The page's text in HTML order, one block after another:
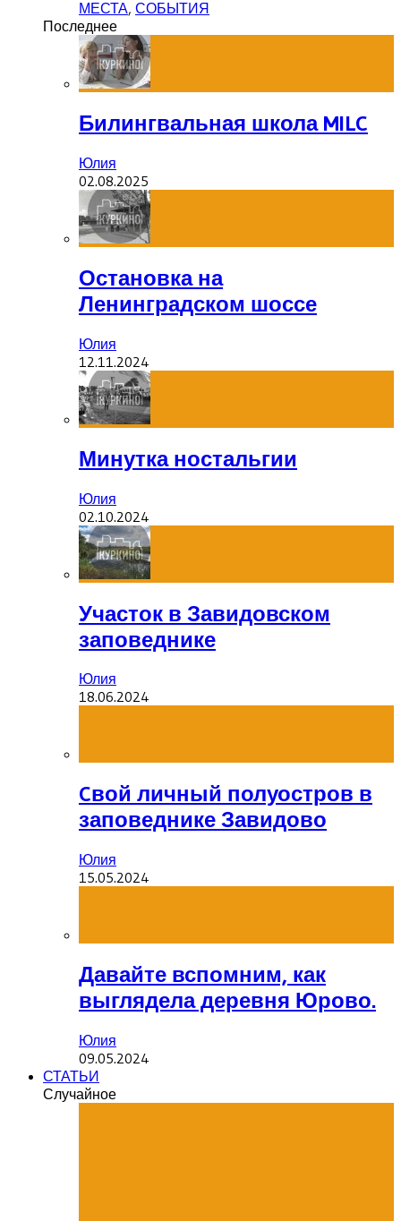
МЕСТА, СОБЫТИЯ
Последнее
Билингвальная школа MILC
Юлия
02.08.2025
Остановка на
Ленинградском шоссе
Юлия
12.11.2024
Минутка ностальгии
Юлия
02.10.2024
Участок в Завидовском
заповеднике
Юлия
18.06.2024
Cвой личный полуостров в
заповеднике Завидово
Юлия
15.05.2024
Давайте вспомним, как
выглядела деревня Юрово.
Юлия
09.05.2024
СТАТЬИ
Случайное